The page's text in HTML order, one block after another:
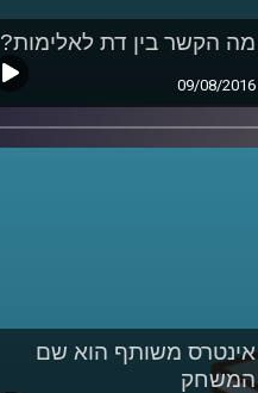
מה הקשר בין דת לאלימות?
09/08/2016
אינטרס משותף הוא שם
המשחק